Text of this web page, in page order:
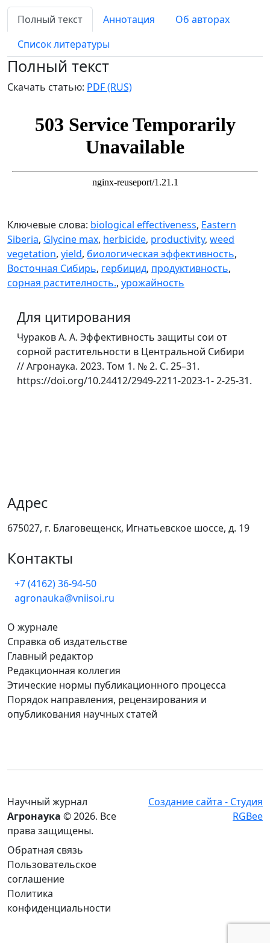
Полный текст Аннотация
Об авторах
Список литературы
Полный текст
Скачать статью: PDF (RUS)
Ключевые слова: biological effectiveness, Eastern
Siberia, Glycine max, herbicide, productivity, weed
vegetation, yield, биологическая эффективность,
Восточная Сибирь, гербицид, продуктивность,
сорная растителность., урожайность
Для цитирования
Чураков А. А. Эффективность защиты сои от
сорной растительности в Центральной Сибири
// Агронаука. 2023. Том 1. № 2. C. 25–31.
https://doi.org/10.24412/2949-2211-2023-1- 2-25-31.
Адрес
675027, г. Благовещенск, Игнатьевское шоссе, д. 19
Контакты
+7 (4162) 36-94-50
agronauka@vniisoi.ru
О журнале
Справка об издательстве
Главный редактор
Редакционная коллегия
Этические нормы публикационного процесса
Порядок направления, рецензирования и
опубликования научных статей
Научный журнал
Агронаука © 2026. Все
права защищены.
Обратная связь
Пользовательское
соглашение
Политика
конфиденциальности
Создание сайта - Студия
RGBee